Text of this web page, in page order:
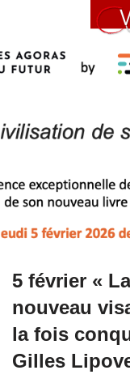
5 février «
nouveau
la fois
Gilles